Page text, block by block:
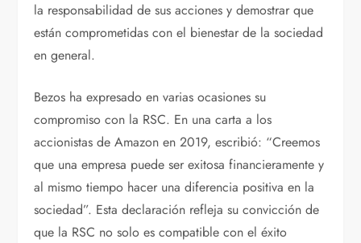
la responsabilidad de sus acciones y demostrar que
están comprometidas con el bienestar de la sociedad
en general.
Bezos ha expresado en varias ocasiones su
compromiso con la RSC. En una carta a los
accionistas de Amazon en 2019, escribió: “Creemos
que una empresa puede ser exitosa financieramente y
al mismo tiempo hacer una diferencia positiva en la
sociedad”. Esta declaración refleja su convicción de
que la RSC no solo es compatible con el éxito